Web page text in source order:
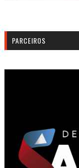
PARCEIROS